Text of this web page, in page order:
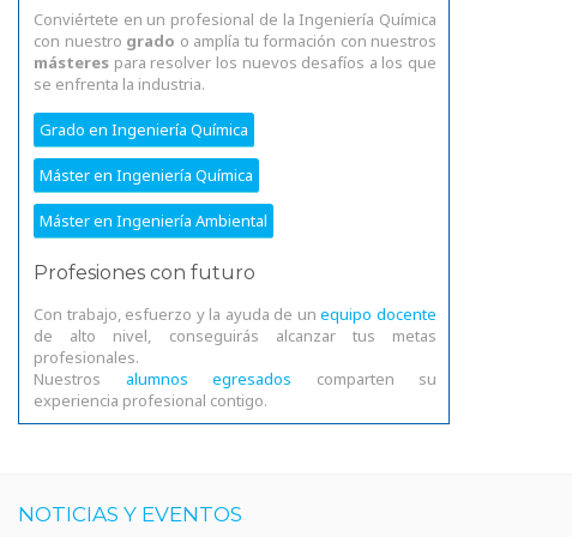
Conviértete en un profesional de la Ingeniería Química
con nuestro grado o amplía tu formación con nuestros
másteres para resolver los nuevos desafíos a los que
se enfrenta la industria.
Grado en Ingeniería Química
Máster en Ingeniería Química
Máster en Ingeniería Ambiental
Profesiones con futuro
Con trabajo, esfuerzo y la ayuda de unequipo docente
de alto nivel, conseguirás alcanzar tus metas
profesionales.
Nuestros alumnos egresados comparten su
experiencia profesional contigo.
NOTICIAS Y EVENTOS